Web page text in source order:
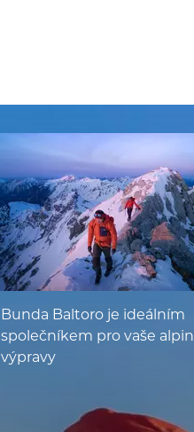
Bunda Baltoro je ideálním
společníkem pro vaše
výpravy